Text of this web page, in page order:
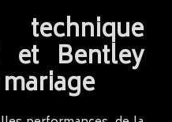
et Bentley